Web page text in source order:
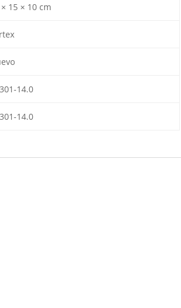
15 × 10 cm
14.0
14.0